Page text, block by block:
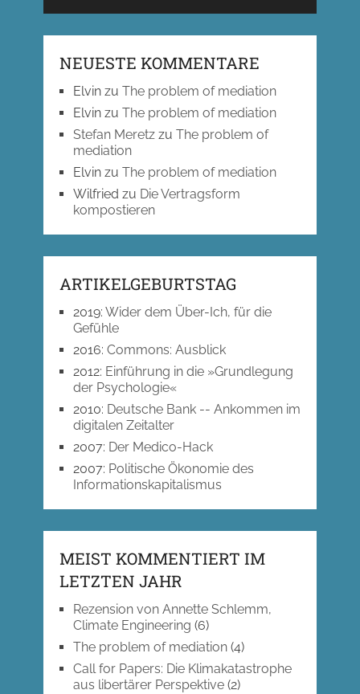
NEUESTE KOMMENTARE
Elvinzu The problem of mediation
Elvinzu The problem of mediation
Stefan Meretzzu The problem of
mediation
Elvinzu The problem of mediation
Wilfried zu Die Vertragsform
kompostieren
ARTIKELGEBURTSTAG
2019: Wider dem Über-Ich, für die
Gefühle
2016: Commons: Ausblick
2012: Einführung in die »Grundlegung
der Psychologie«
2010: Deutsche Bank -- Ankommen im
digitalen Zeitalter
2007: Der Medico-Hack
2007: Politische Ökonomie des
Informationskapitalismus
MEIST KOMMENTIERT IM
LETZTEN JAHR
Rezension von Annette Schlemm,
Climate Engineering (6)
The problem of mediation(4)
Call for Papers: Die Klimakatastrophe
aus libertärer Perspektive(2)